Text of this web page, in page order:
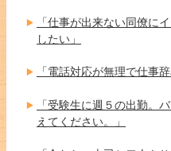
「仕事が出来ない同僚に
したい」
「電話対応が無理で仕事辞
「受験生に週５の出勤。
えてください。」